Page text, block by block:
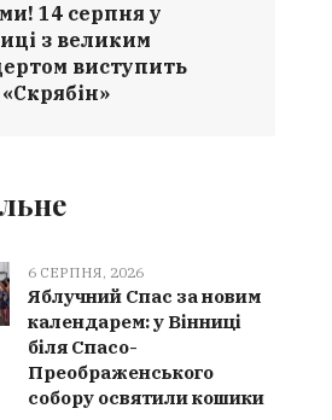
14 серпня у
з великим
виступить
6 СЕРПНЯ, 2026
Яблучний Спас за новим
календарем: у Вінниці
біля Спасо-
Преображенського
собору освятили кошики